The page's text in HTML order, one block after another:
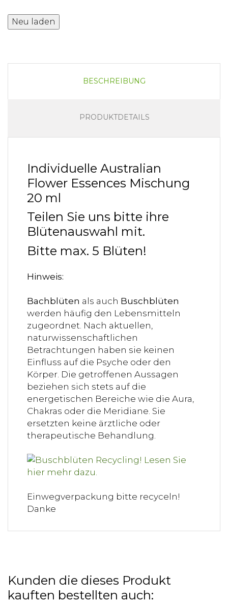
BESCHREIBUNG
PRODUKTDETAILS
Individuelle Australian
Flower Essences Mischung
20 ml
Teilen Sie uns bitte ihre
Blütenauswahl mit.
Bitte max. 5 Blüten!
Hinweis:
Bachblüten als auch Buschblüten
werden häufig den Lebensmitteln
zugeordnet. Nach aktuellen,
naturwissenschaftlichen
Betrachtungen haben sie keinen
Einfluss auf die Psyche oder den
Körper. Die getroffenen Aussagen
beziehen sich stets auf die
energetischen Bereiche wie die Aura,
Chakras oder die Meridiane. Sie
ersetzten keine ärztliche oder
therapeutische Behandlung.
Einwegverpackung bitte recyceln!
Danke
Kunden die dieses Produkt
kauften bestellten auch: